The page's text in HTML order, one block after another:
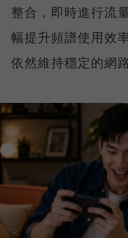
整合，即時進行流
幅提升頻譜使用效
依然維持穩定的網